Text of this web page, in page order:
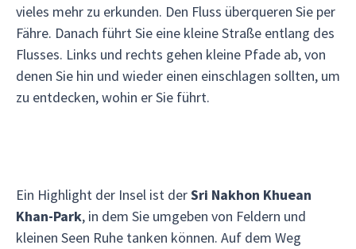
vieles mehr zu erkunden. Den Fluss überqueren Sie per
Fähre. Danach führt Sie eine kleine Straße entlang des
Flusses. Links und rechts gehen kleine Pfade ab, von
denen Sie hin und wieder einen einschlagen sollten, um
zu entdecken, wohin er Sie führt.
Ein Highlight der Insel ist derSri Nakhon Khuean
Khan-Park, in dem Sie umgeben von Feldern und
kleinen Seen Ruhe tanken können. Auf dem Weg